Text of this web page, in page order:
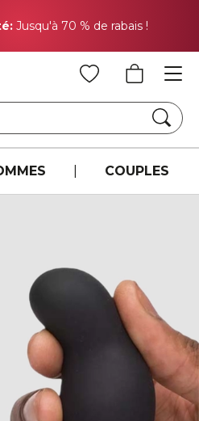
Jusqu'à 70 % de rabais !
COUPLES